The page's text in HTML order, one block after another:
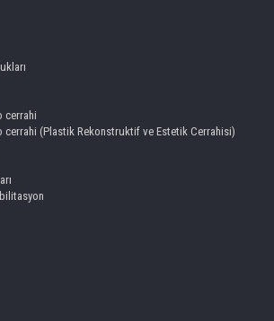
cerrahi
cerrahi (Plastik Rekonstruktif ve Estetik Cerrahisi)